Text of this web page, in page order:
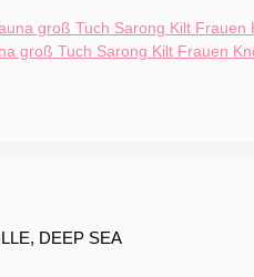
groß Tuch Sarong Kilt Frauen
DEEP SEA